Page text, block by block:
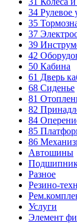
34 Рулевое
35
37
39
42
50 Кабина
61 Дверь
68 Сиденье
81
82
84
85
86
Автошины
Разное
Резино-
Услуги
Элемент